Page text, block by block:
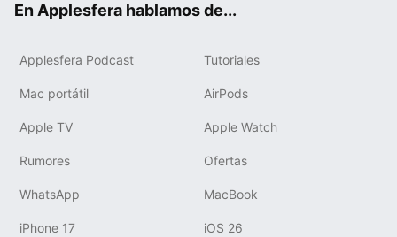
En Applesfera hablamos de...
Applesfera Podcast Tutoriales
Mac portátil AirPods
Apple TV Apple Watch
Rumores Ofertas
WhatsApp MacBook
iPhone 17 iOS 26